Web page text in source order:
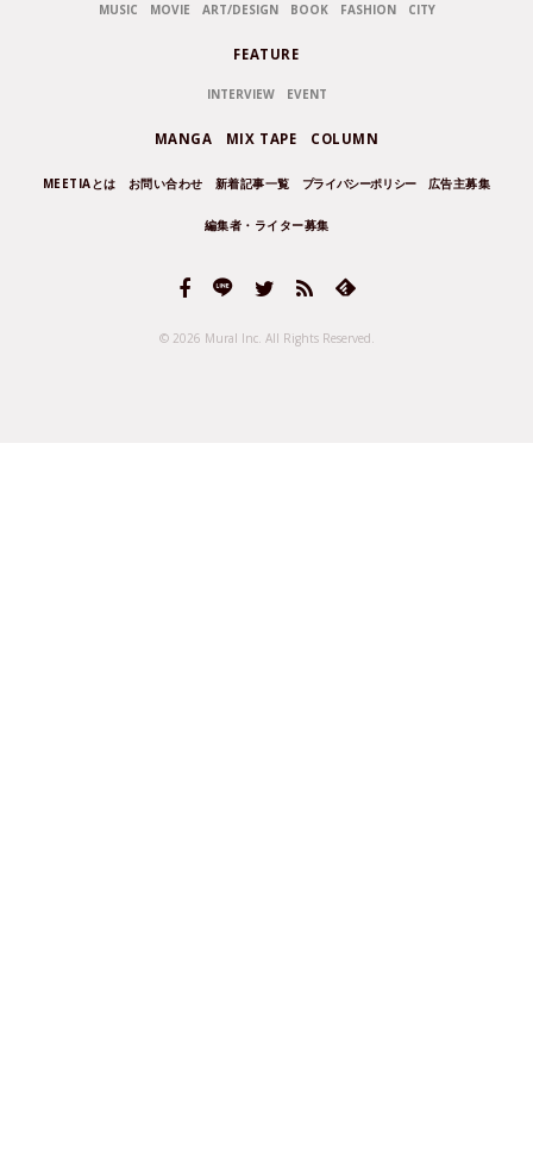
MUSIC MOVIE ART/DESIGN BOOK FASHION CITY
FEATURE
INTERVIEW EVENT
MANGA MIX TAPE COLUMN
MEETIAとは お問い合わせ 新着記事一覧 プライバシーポリシー 広告主募集
編集者・ライター募集
© 2026 Mural Inc. All Rights Reserved.